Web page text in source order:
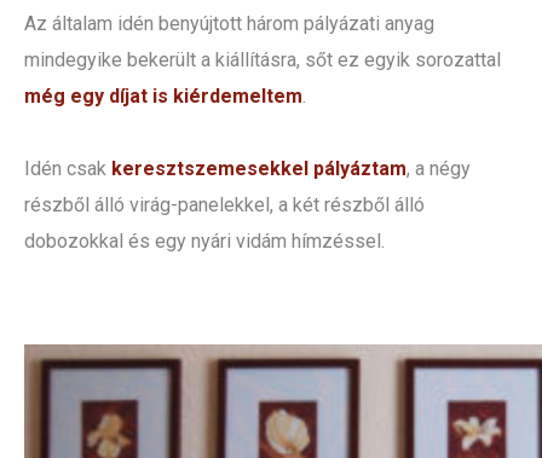
Az általam idén benyújtott három pályázati anyag
mindegyike bekerült a kiállításra, sőt ez egyik sorozattal
még egy díjat is kiérdemeltem.
Idén csak keresztszemesekkel pályáztam, a négy
részből álló virág-panelekkel, a két részből álló
dobozokkal és egy nyári vidám hímzéssel.